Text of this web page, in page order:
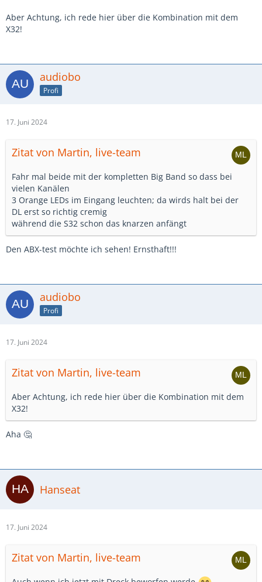
Aber Achtung, ich rede hier über die Kombination mit dem
X32!
audiobo
Profi
17. Juni 2024
Zitat von Martin, live-team
Fahr mal beide mit der kompletten Big Band so dass bei
vielen Kanälen
3 Orange LEDs im Eingang leuchten; da wirds halt bei der
DL erst so richtig cremig
während die S32 schon das knarzen anfängt
Den ABX-test möchte ich sehen! Ernsthaft!!!
audiobo
Profi
17. Juni 2024
Zitat von Martin, live-team
Aber Achtung, ich rede hier über die Kombination mit dem
X32!
Aha 🤔
Hanseat
17. Juni 2024
Zitat von Martin, live-team